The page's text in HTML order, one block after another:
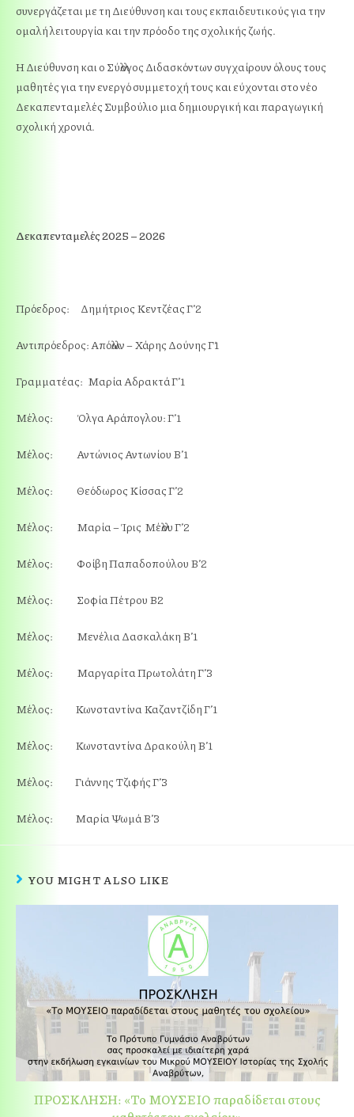
συνεργάζεται με τη Διεύθυνση και τους εκπαιδευτικούς για την
ομαλή λειτουργία και την πρόοδο της σχολικής ζωής.
Η Διεύθυνση και ο Σύλλογος Διδασκόντων συγχαίρουν όλους τους
μαθητές για την ενεργό συμμετοχή τους και εύχονται στο νέο
Δεκαπενταμελές Συμβούλιο μια δημιουργική και παραγωγική
σχολική χρονιά.
Δεκαπενταμελές 2025 – 2026
Πρόεδρος: Δημήτριος Κεντζέας Γ’2
Αντιπρόεδρος: Απόλλων – Χάρης Δούνης Γ΄1
Γραμματέας: Μαρία Αδρακτά Γ’1
Μέλος: Όλγα Αράπογλου: Γ’1
Μέλος: Αντώνιος Αντωνίου Β’1
Μέλος: Θεόδωρος Κίσσας Γ’2
Μέλος: Μαρία – Ίρις Μέλλου Γ’2
Μέλος: Φοίβη Παπαδοπούλου Β’2
Μέλος: Σοφία Πέτρου Β΄2
Μέλος: Μενέλια Δασκαλάκη Β’1
Μέλος: Μαργαρίτα Πρωτολάτη Γ’3
Μέλος: Κωνσταντίνα Καζαντζίδη Γ’1
Μέλος: Κωνσταντίνα Δρακούλη Β’1
Μέλος: Γιάννης Τζιφής Γ’3
Μέλος: Μαρία Ψωμά Β’3
YOU MIGHT ALSO LIKE
ΠΡΟΣΚΛΗΣΗ: «Το ΜΟΥΣΕΙΟ παραδίδεται στους